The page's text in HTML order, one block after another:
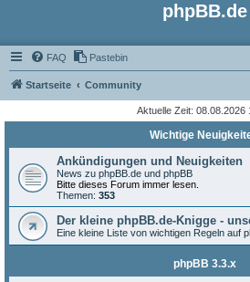
phpBB.de
FAQ Pastebin
Startseite Community
Aktuelle Zeit: 08.08.2026
Wichtige
Ankündigungen und Neuigkeiten
News zu phpBB.de und phpBB
Bitte dieses Forum immer lesen.
Themen: 353
Der kleine phpBB.de-Knigge -
Eine kleine Liste von wichtigen Regeln auf
phpBB 3.3.x